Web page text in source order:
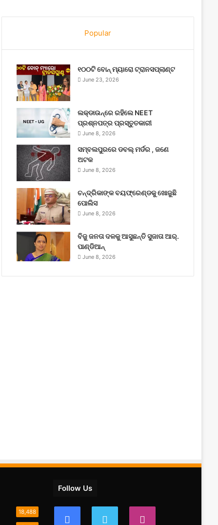
Popular
୧୦୦ଟି ବୋନ୍ ମ୍ୟାରୋ ଟ୍ରାନସପ୍ଲାଣ୍ଟ
June 23, 2026
ଲକ୍‌ଡାଉନ୍‌ରେ ରହିଲେ NEET
ପ୍ରଶ୍ନପତ୍ର ପ୍ରସ୍ତୁତକାରୀ
June 8, 2026
ସମ୍ବଲପୁରରେ ଡବଲ୍ ମର୍ଡର , ଜଣେ
ଅଟକ
June 8, 2026
ଚନ୍ଦ୍ରିକାଙ୍କ ବୟଫ୍ରେଣ୍ଡକୁ ଖୋଜୁଛି
ପୋଲିସ
June 8, 2026
ବିଜୁ ଜନତା ଦଳକୁ ଆସୁଛନ୍ତି ସୁଜାତା ଆର୍‌.
ପାଣ୍ଡିଆନ୍
June 8, 2026
18,488
Follow Us